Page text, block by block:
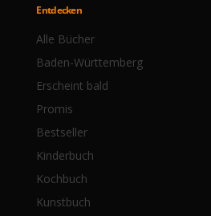
Entdecken
Alle Bücher
Erscheint bald
Bestseller
Baden-Württemberg
Promis
Kinderbuch
Kochbuch
Kunstbuch